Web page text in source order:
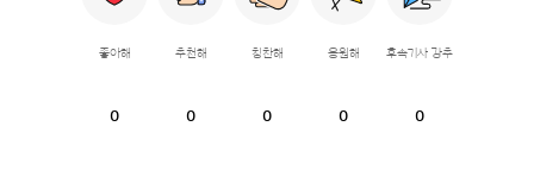
좋아해
0
추천해
0
칭찬해
0
응원해
0
후속기사 강추
0